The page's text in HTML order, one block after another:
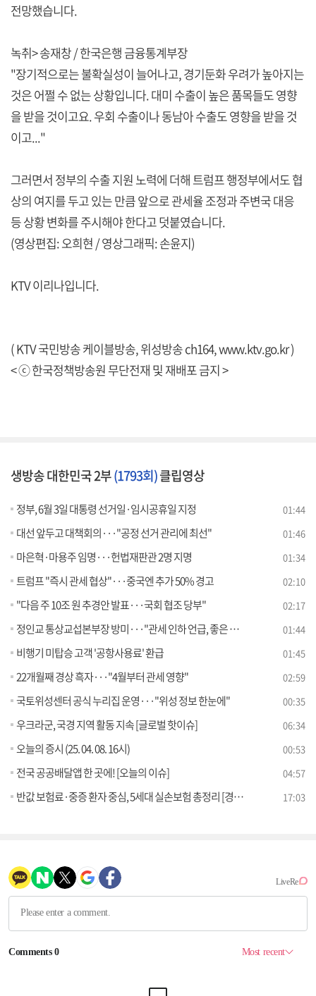
전망했습니다.
녹취> 송재창 / 한국은행 금융통계부장
"장기적으로는 불확실성이 늘어나고, 경기둔화 우려가 높아지는
것은 어쩔 수 없는 상황입니다. 대미 수출이 높은 품목들도 영향
을 받을 것이고요. 우회 수출이나 동남아 수출도 영향을 받을 것
이고..."
그러면서 정부의 수출 지원 노력에 더해 트럼프 행정부에서도 협
상의 여지를 두고 있는 만큼 앞으로 관세율 조정과 주변국 대응
등 상황 변화를 주시해야 한다고 덧붙였습니다.
(영상편집: 오희현 / 영상그래픽: 손윤지)
KTV 이리나입니다.
( KTV 국민방송 케이블방송, 위성방송 ch164,www.ktv.go.kr)
< ⓒ 한국정책방송원 무단전재 및 재배포 금지 >
생방송 대한민국 2부(1793회)클립영상
정부, 6월 3일 대통령 선거일·임시공휴일 지정 01:44
대선 앞두고 대책회의···"공정 선거 관리에 최선" 01:46
마은혁·마용주 임명···헌법재판관 2명 지명 01:34
트럼프 "즉시 관세 협상"···중국엔 추가 50% 경고 02:10
"다음 주 10조 원 추경안 발표···국회 협조 당부" 02:17
정인교 통상교섭본부장 방미···"관세 인하 언급, 좋은 소식" 01:44
비행기 미탑승 고객 '공항사용료' 환급 01:45
22개월째 경상 흑자···"4월부터 관세 영향" 02:59
국토위성센터 공식 누리집 운영···"위성 정보 한눈에" 00:35
우크라군, 국경 지역 활동 지속 [글로벌 핫이슈] 06:34
오늘의 증시 (25. 04. 08. 16시) 00:53
전국 공공배달앱 한 곳에! [오늘의 이슈] 04:57
반값 보험료·중증 환자 중심, 5세대 실손보험 총정리 [경제&이슈] 17:03